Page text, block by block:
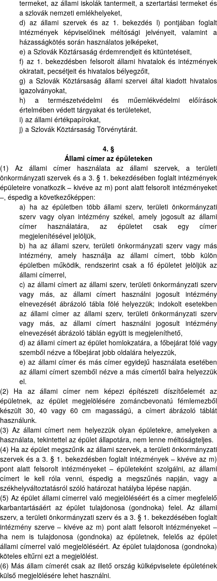
termeket, az állami iskolák tantermeit, a szertartási termeket és
a szlovák nemzeti emlékhelyeket,
d) az állami szervek és az 1. bekezdés l) pontjában foglalt
intézmények képviselőinek méltósági jelvényeit, valamint a
házasságkötés során használatos jelképeket,
e) a Szlovák Köztársaság érdemrendjeit és kitüntetéseit,
f) az 1. bekezdésben felsorolt állami hivatalok és intézmények
okiratait, pecsétjeit és hivatalos bélyegzőit,
g) a Szlovák Köztársaság állami szervei által kiadott hivatalos
igazolványokat,
h) a természetvédelmi és műemlékvédelmi előírások
értelmében védett tárgyakat és területeket,
i) az állami értékpapírokat,
j) a Szlovák Köztársaság Törvénytárát.
4. §
Állami címer az épületeken
(1) Az állami címer használata az állami szervek, a területi
önkormányzati szervek és a 3. § 1. bekezdésében foglalt intézmények
épületeire vonatkozik – kivéve az m) pont alatt felsorolt intézményeket
–, éspedig a következőképpen:
a) ha az épületben több állami szerv, területi önkormányzati
szerv vagy olyan intézmény székel, amely jogosult az állami
címer használatára, az épületet csak egy címer
megjelenítésével jelöljük,
b) ha az állami szerv, területi önkormányzati szerv vagy más
intézmény, amely használja az állami címert, több külön
épületben működik, rendszerint csak a fő épületet jelöljük az
állami címerrel,
c) az állami címert az állami szerv, területi önkormányzati szerv
vagy más, az állami címert használni jogosult intézmény
elnevezését ábrázoló tábla fölé helyezzük; indokolt esetekben
az állami címer az állami szerv, területi önkormányzati szerv
vagy más, az állami címert használni jogosult intézmény
elnevezését ábrázoló táblán együtt is megjeleníthető,
d) az állami címert az épület homlokzatára, a főbejárat fölé vagy
szemből nézve a főbejárat jobb oldalára helyezzük,
e) az állami címer és más címer egyidejű használata esetében
az állami címert szemből nézve a más címertől balra helyezzük
el.
(2) Ha az állami címer nem képezi építészeti díszítőelemét az
épületnek, az épület megjelölésére zománcbevonatú fémlemezből
készült 30, 40 vagy 60 cm magasságú, a címert ábrázoló táblát
használunk.
(3) Az állami címert nem helyezzük olyan épületekre, amelyeken a
használata, tekintettel az épület állapotára, nem lenne méltóságteljes.
(4) Ha az épület megszűnik az állami szervek, a területi önkormányzati
szervek és a 3. § 1. bekezdésben foglalt intézmények – kivéve az m)
pont alatt felsorolt intézményeket – épületeként szolgálni, az állami
címert le kell róla venni, éspedig a megszűnés napján, vagy a
székhelyváltoztatásról szóló határozat hatályba lépése napján.
(5) Az épület állami címerrel való megjelöléséért és a címer megfelelő
karbantartásáért az épület tulajdonosa (gondnoka) felel. Az állami
szerv, a területi önkormányzati szerv és a 3. § 1. bekezdésében foglalt
intézmény szerve – kivéve az m) pont alatt felsorolt intézményeket –
ha nem is tulajdonosa (gondnoka) az épületnek, felelős az épület
állami címerrel való megjelöléséért. Az épület tulajdonosa (gondnoka)
köteles eltűrni ezt a megjelölést.
(6) Más állam címerét csak az illető ország külképviselete épületének
külső megjelölésére lehet használni.